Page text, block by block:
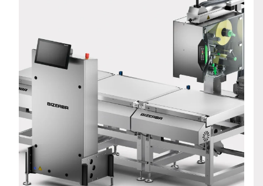
Código postal *
Ciudad *
País *